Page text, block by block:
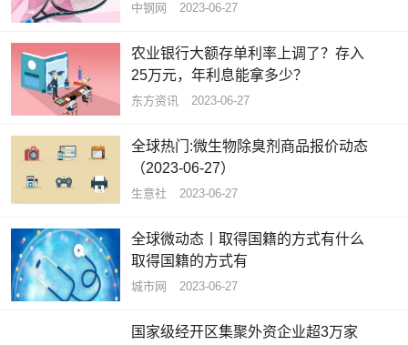
中钢网 2023-06-27
农业银行大额存单利率上调了？存入
25万元，年利息能拿多少？
东方资讯 2023-06-27
全球热门:微生物除臭剂商品报价动态
（2023-06-27）
生意社 2023-06-27
全球微动态丨取得国籍的方式有什么
取得国籍的方式有
城市网 2023-06-27
国家级经开区集聚外资企业超3万家